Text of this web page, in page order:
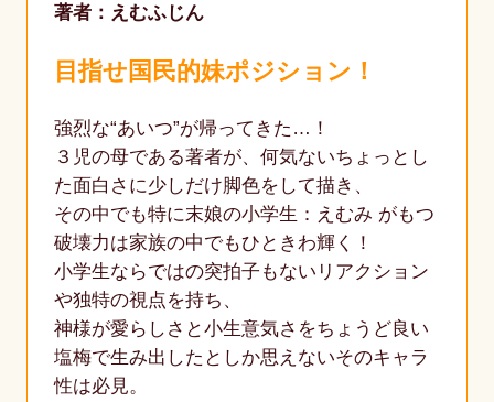
著者：えむふじん
目指せ国民的妹ポジション！
強烈な“あいつ”が帰ってきた…！
３児の母である著者が、何気ないちょっとし
た面白さに少しだけ脚色をして描き、
その中でも特に末娘の小学生：えむみ がもつ
破壊力は家族の中でもひときわ輝く！
小学生ならではの突拍子もないリアクション
や独特の視点を持ち、
神様が愛らしさと小生意気さをちょうど良い
塩梅で生み出したとしか思えないそのキャラ
性は必見。